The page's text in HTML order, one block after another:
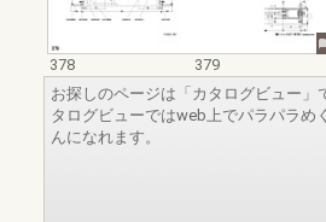
378
379
お探しのページは「カタログビュー」
タログビューではweb上でパラパラめ
んになれます。